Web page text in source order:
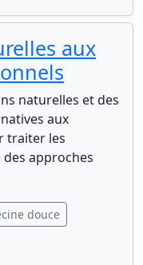
aux
naturelles et des
aux
traiter les
des approches
douce